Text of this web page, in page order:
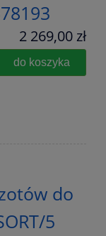
2 269,00 zł
do koszyka
do
5